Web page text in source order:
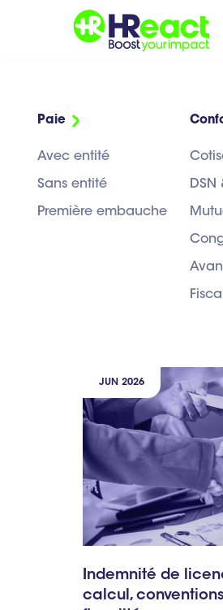
Paie
Avec entité
Sans entité
Première embauche
DSN
JUN 2026
Indemnité de
calcul,